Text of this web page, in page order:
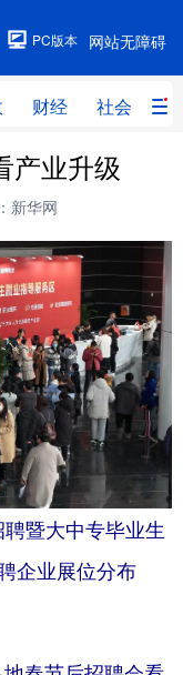
网站无障碍
PC版本
财经 社会 科
人事
旅游
无人机
山西
江苏
江西
湖南
产业升级
新华网
暨大中专毕业生
企业展位分布